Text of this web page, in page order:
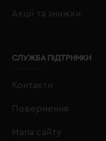
Акції та знижки
СЛУЖБА ПІДТРИМКИ
Контакти
Повернення
Мапа сайту